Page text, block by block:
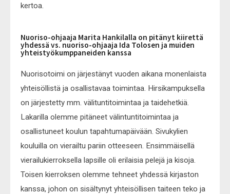
kertoa.
Nuoriso-ohjaaja Marita Hankilalla on pitänyt kiirettä
yhdessä vs. nuoriso-ohjaaja Ida Tolosen ja muiden
yhteistyökumppaneiden kanssa
Nuorisotoimi on järjestänyt vuoden aikana monenlaista
yhteisöllistä ja osallistavaa toimintaa. Hirsikampuksella
on järjestetty mm. välituntitoimintaa ja taidehetkiä.
Lakarilla olemme pitäneet välintuntitoimintaa ja
osallistuneet koulun tapahtumapäivään. Sivukylien
kouluilla on vierailtu pariin otteeseen. Ensimmäisellä
vierailukierroksella lapsille oli erilaisia pelejä ja kisoja.
Toisen kierroksen olemme tehneet yhdessä kirjaston
kanssa, johon on sisältynyt yhteisöllisen taiteen teko ja